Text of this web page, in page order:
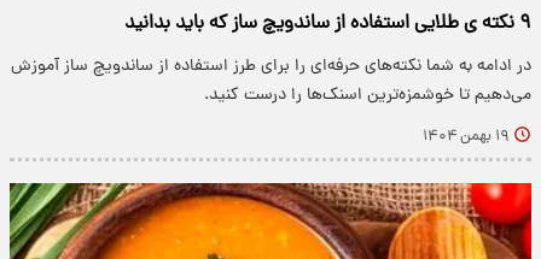
۹ نکته ی طلایی استفاده از ساندویچ ساز که باید بدانید
در ادامه به شما نکته‌های حرفه‌ای را برای طرز استفاده از ساندویچ ساز آموزش
می‌دهیم تا خوشمزه‌ترین اسنک‌ها را درست کنید.
۱۹ بهمن ۱۴۰۴